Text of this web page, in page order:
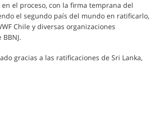
el proceso, con la firma temprana del
el segundo país del mundo en ratificarlo,
Chile y diversas organizaciones
gracias a las ratificaciones de Sri Lanka,